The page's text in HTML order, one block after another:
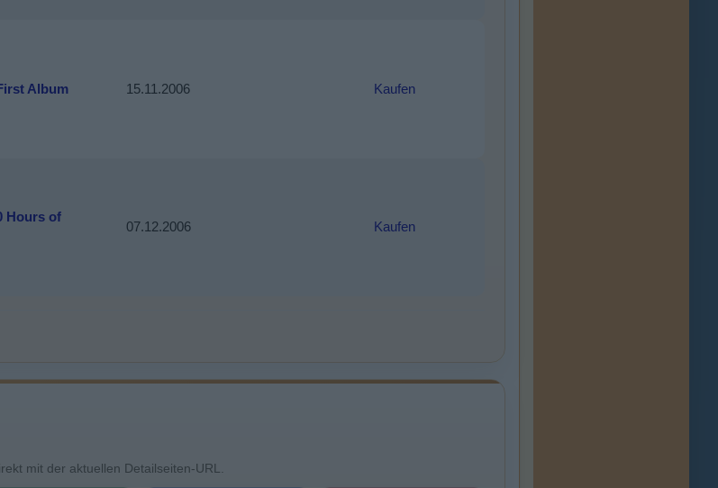
Album 15.11.2006 Kaufen
Hours of
07.12.2006 Kaufen
mit der aktuellen Detailseiten-URL.